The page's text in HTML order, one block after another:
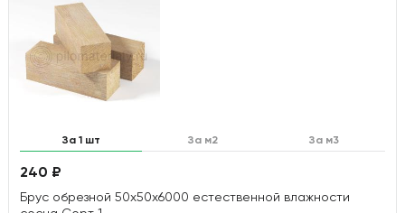
За 1 шт За м2 За м3
240 ₽
Брус обрезной 50х50х6000 естественной влажности